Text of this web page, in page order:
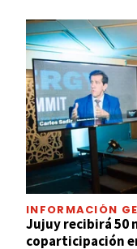
INFORMACIÓN
Jujuy recibirá 50
coparticipación